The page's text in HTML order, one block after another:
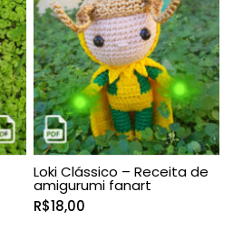
Loki Clássico – Receita de
amigurumi fanart
R$18,00